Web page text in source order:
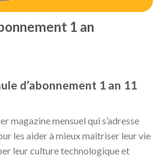
1 an
d’abonnement 1 an 11
magazine mensuel qui s’adresse
les aider à mieux maîtriser leur vie
leur culture technologique et